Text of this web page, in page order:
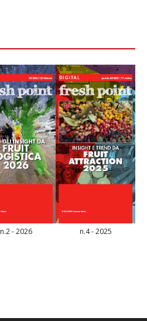
n.2 - 2026 n.4 - 2025